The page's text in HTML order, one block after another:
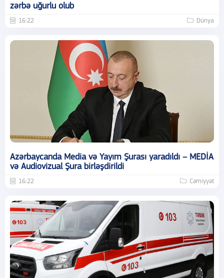
zərbə uğurlu olub
16:22 Dünya
Azərbaycanda Media və Yayım Şurası yaradıldı – MEDİA
və Audiovizual Şura birləşdirildi
16:22 Cəmiyyət